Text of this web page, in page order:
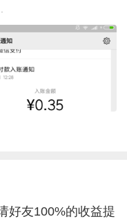
好友100%的收益提